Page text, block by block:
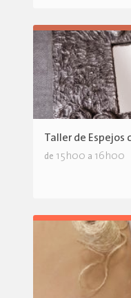
Taller de Espejos
de 15h00 a 16h00